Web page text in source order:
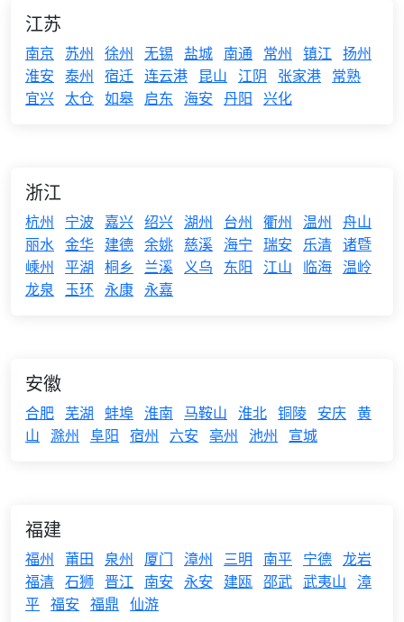
江苏
南京 苏州 徐州 无锡 盐城 南通 常州 镇江 扬州
淮安 泰州 宿迁 连云港 昆山 江阴 张家港 常熟
宜兴 太仓 如皋 启东 海安 丹阳 兴化
浙江
杭州 宁波 嘉兴 绍兴 湖州 台州 衢州 温州 舟山
丽水 金华 建德 余姚 慈溪 海宁 瑞安 乐清 诸暨
嵊州 平湖 桐乡 兰溪 义乌 东阳 江山 临海 温岭
龙泉
玉环 永康 永嘉
安徽
合肥 芜湖 蚌埠 淮南 马鞍山 淮北 铜陵 安庆 黄
山 滁州 阜阳 宿州 六安 亳州 池州 宣城
福建
福州 莆田 泉州 厦门 漳州 三明 南平 宁德 龙岩
福清 石狮 晋江 南安 永安 建瓯 邵武 武夷山
漳
平 福安 福鼎 仙游